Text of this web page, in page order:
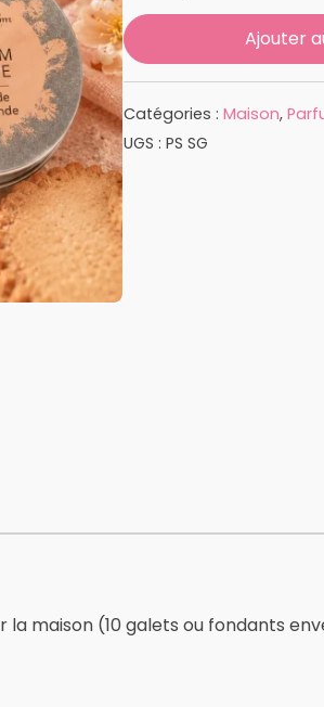
Ajouter
UGS : PS SG
Catégories : Maison,
la maison (10 galets ou fondants